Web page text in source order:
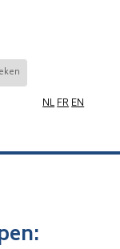
NLFREN